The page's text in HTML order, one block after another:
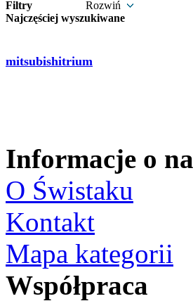
Filtry
Rozwiń
Najczęściej wyszukiwane
mitsubishitrium
Informacje o
O Świstaku
Kontakt
Mapa kategorii
Współpraca